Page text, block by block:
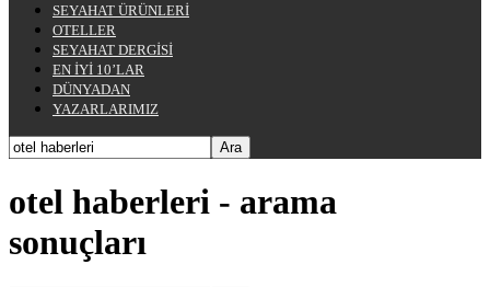
SEYAHAT ÜRÜNLERİ
OTELLER
SEYAHAT DERGİSİ
EN İYİ 10’LAR
DÜNYADAN
YAZARLARIMIZ
otel haberleri - arama
sonuçları